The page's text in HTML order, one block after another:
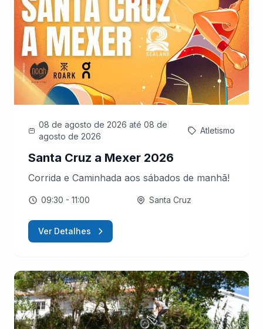
08 de agosto de 2026 até 08 de
agosto de 2026
Atletismo
Santa Cruz a Mexer 2026
Corrida e Caminhada aos sábados de manhã!
09:30 - 11:00 Santa Cruz
Ver Detalhes